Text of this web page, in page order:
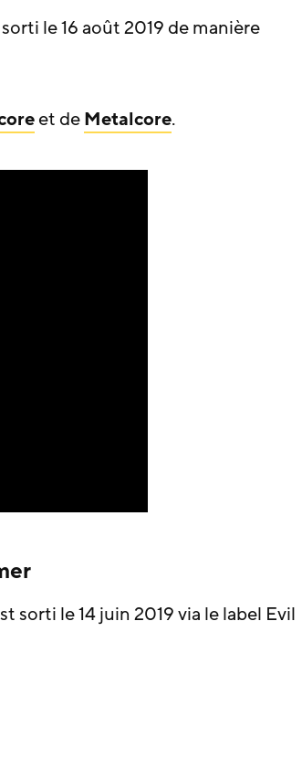
le 16 août 2019 de manière
et deMetalcore.
sorti le 14 juin 2019 via le label Evil